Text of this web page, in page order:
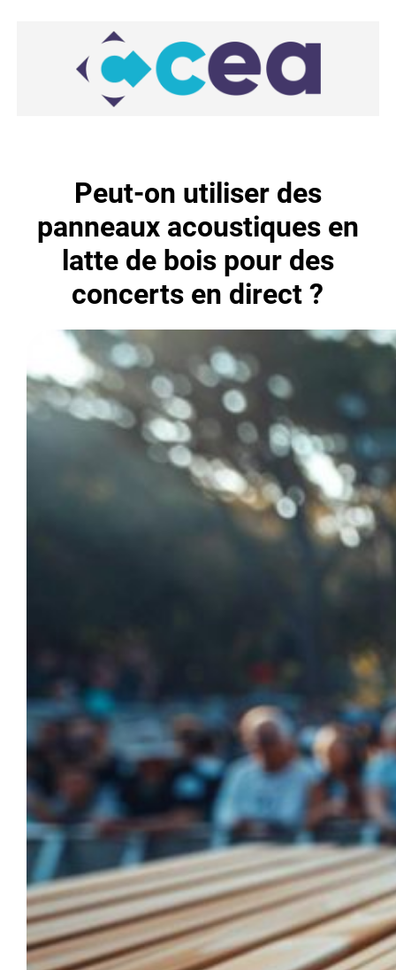
Peut-on utiliser des
panneaux acoustiques en
latte de bois pour des
concerts en direct ?